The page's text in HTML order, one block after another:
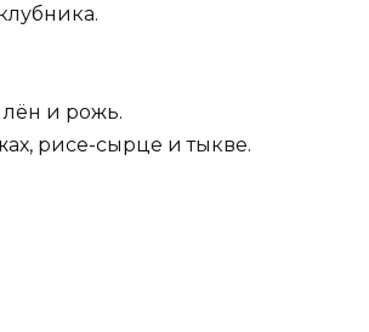
и рожь.
рисе-сырце и тыкве.